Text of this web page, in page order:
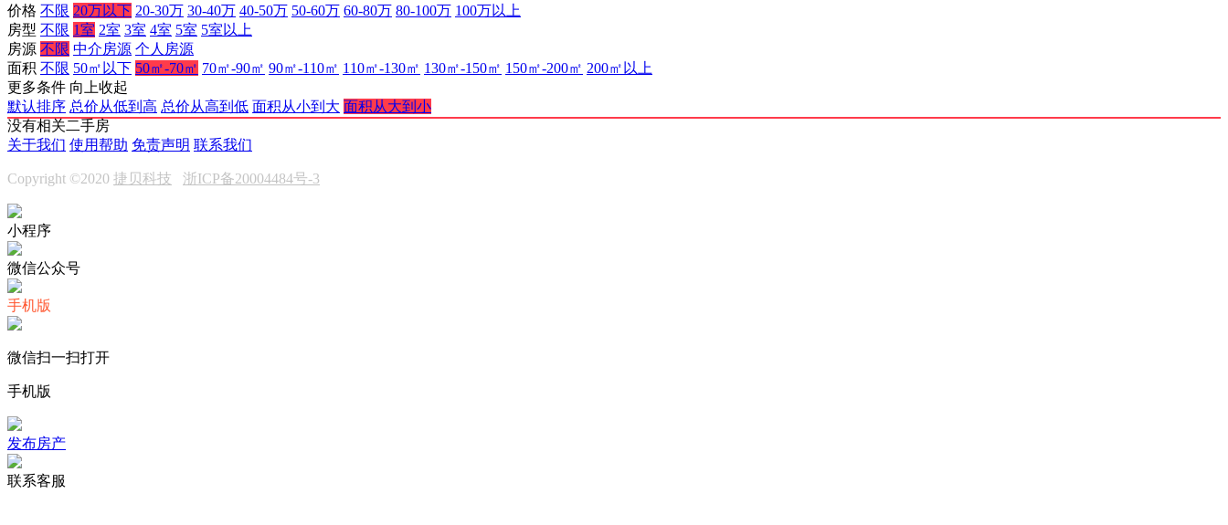
价格 不限 20万以下 20-30万 30-40万 40-50万 50-60万 60-80万 80-100万 100万以上
房型 不限 1室 2室 3室 4室 5室 5室以上
房源 不限 中介房源 个人房源
面积 不限 50㎡以下 50㎡-70㎡ 70㎡-90㎡ 90㎡-110㎡ 110㎡-130㎡ 130㎡-150㎡ 150㎡-200㎡ 200㎡以上
更多条件 向上收起
默认排序 总价从低到高 总价从高到低 面积从小到大 面积从大到小
没有相关二手房
关于我们 使用帮助 免责声明 联系我们
Copyright ©2020 捷贝科技 浙ICP备20004484号-3
小程序
微信公众号
手机版
微信扫一扫打开
手机版
发布房产
联系客服